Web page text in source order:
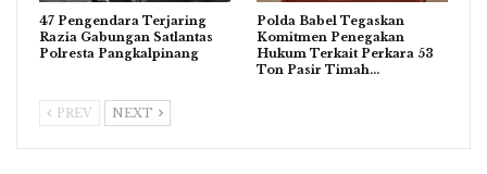
47 Pengendara Terjaring
Razia Gabungan Satlantas
Polresta Pangkalpinang
Polda Babel Tegaskan
Komitmen Penegakan
Hukum Terkait Perkara 53
Ton Pasir Timah…
PREV NEXT